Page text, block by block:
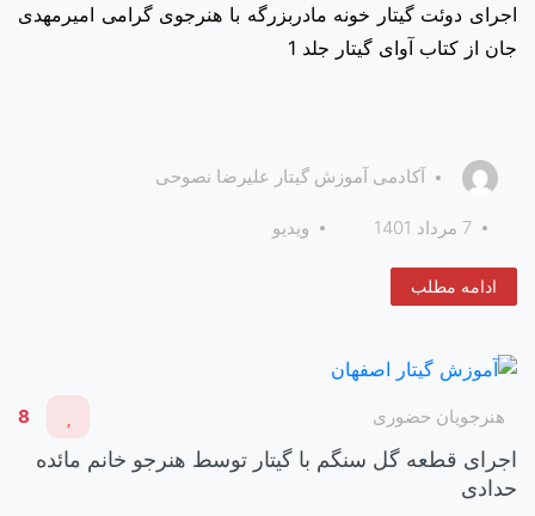
اجرای دوئت گیتار خونه مادربزرگه با هنرجوی گرامی امیرمهدی
جان از کتاب آوای گیتار جلد 1
آکادمی آموزش گیتار علیرضا نصوحی
7 مرداد 1401 ویدیو
ادامه مطلب
هنرجویان حضوری 8
اجرای قطعه گل سنگم با گیتار توسط هنرجو خانم مائده
حدادی